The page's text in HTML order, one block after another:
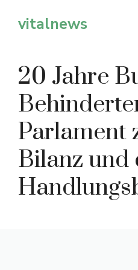
Inhaltvitalnews
20 Jahre
Parlament
Bilanz